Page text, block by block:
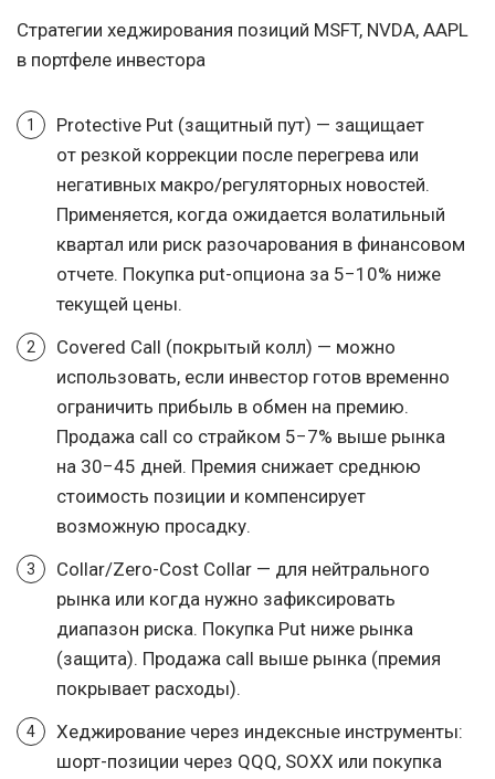
Стратегии хеджирования позиций MSFT, NVDA, AAPL
в портфеле инвестора
Protective Put (защитный пут) — защищает
от резкой коррекции после перегрева или
негативных макро/регуляторных новостей.
Применяется, когда ожидается волатильный
квартал или риск разочарования в финансовом
отчете. Покупка put-опциона за 5−10% ниже
текущей цены.
Covered Call (покрытый колл) — можно
использовать, если инвестор готов временно
ограничить прибыль в обмен на премию.
Продажа call со страйком 5−7% выше рынка
на 30−45 дней. Премия снижает среднюю
стоимость позиции и компенсирует
возможную просадку.
Collar/Zero-Cost Collar — для нейтрального
рынка или когда нужно зафиксировать
диапазон риска. Покупка Put ниже рынка
(защита). Продажа call выше рынка (премия
покрывает расходы).
Хеджирование через индексные инструменты:
шорт-позиции через QQQ, SOXX или покупка